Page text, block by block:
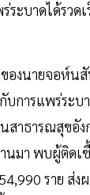
ะบาดได้รวดเ
องนายจอห์น
การแพร่ระบา
สาธารณสุขอั
มา พบผู้ติดเชื้
ราย ส่ง